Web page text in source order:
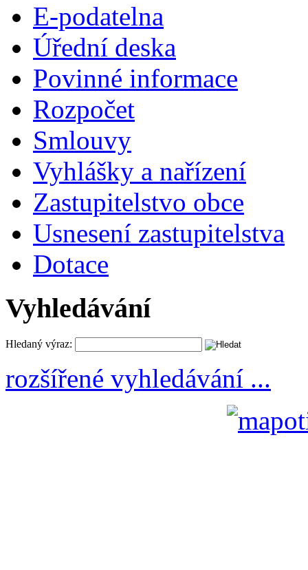
E-podatelna
Úřední deska
Povinné informace
Rozpočet
Smlouvy
Vyhlášky a nařízení
Zastupitelstvo obce
Usnesení zastupitelstva
Dotace
Vyhledávání
Hledaný výraz:
rozšířené vyhledávání ...